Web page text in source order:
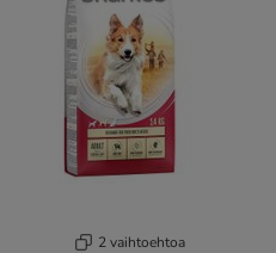
2 vaihtoehtoa